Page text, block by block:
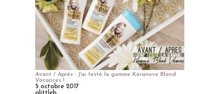
Avant / Après : J'ai testé la gamme Keranove Blond
Vacances !
5 octobre 2017